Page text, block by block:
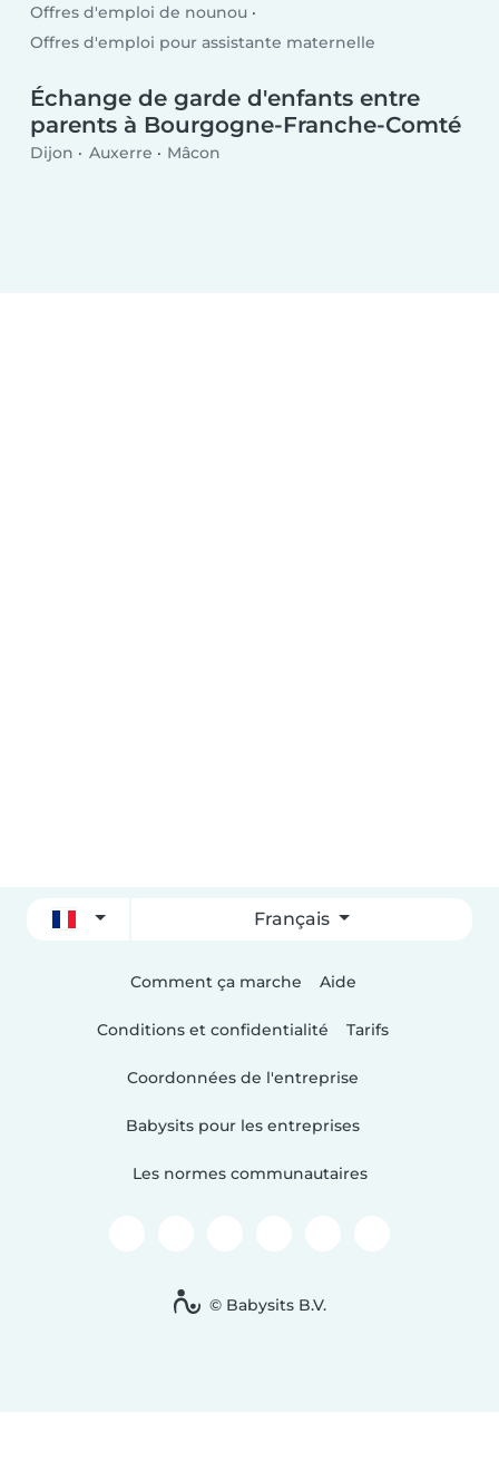
Offres d'emploi de nounou
Offres d'emploi pour assistante maternelle
Échange de garde d'enfants entre
parents à Bourgogne-Franche-Comté
Dijon Auxerre Mâcon
Français
Comment ça marche Aide
Conditions et confidentialité Tarifs
Coordonnées de l'entreprise
Babysits pour les entreprises
Les normes communautaires
© Babysits B.V.